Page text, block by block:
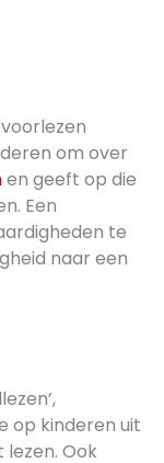
om over
en geeft op die
Een
te
naar een
op kinderen uit
Ook